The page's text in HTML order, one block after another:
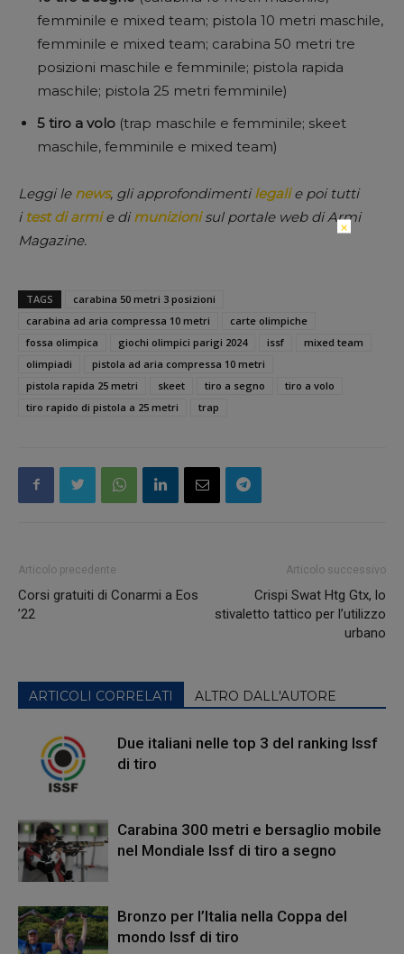
femminile e mixed team; pistola 10 metri maschile,
femminile e mixed team; carabina 50 metri tre
posizioni maschile e femminile; pistola rapida
maschile; pistola 25 metri femminile)
5 tiro a volo (trap maschile e femminile; skeet
maschile, femminile e mixed team)
Leggi le news, gli approfondimentilegalie poi tutti
i test di armie dimunizionisul portale web di Armi
Magazine.
TAGS
carabina 50 metri 3 posizioni
carabina ad aria compressa 10 metri
carte olimpiche
fossa olimpica
giochi olimpici parigi 2024 issf
mixed team
olimpiadi
pistola ad aria compressa 10 metri
pistola rapida 25 metri
skeet tiro a segno
tiro a volo
tiro rapido di pistola a 25 metri
trap
Articolo precedente
Corsi gratuiti di Conarmi a Eos
’22
Articolo successivo
Crispi Swat Htg Gtx, lo
stivaletto tattico per l’utilizzo
urbano
ARTICOLI CORRELATI ALTRO DALL'AUTORE
Due italiani nelle top 3 del ranking Issf
di tiro
Carabina 300 metri e bersaglio mobile
nel Mondiale Issf di tiro a segno
Bronzo per l’Italia nella Coppa del
mondo Issf di tiro
×